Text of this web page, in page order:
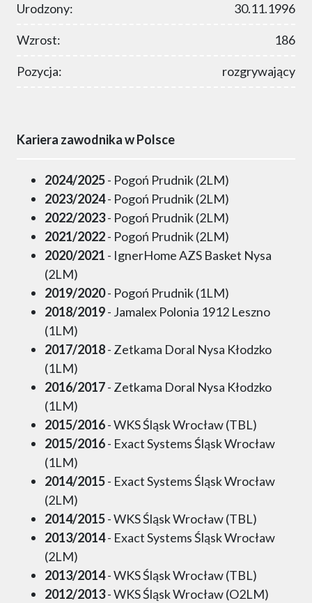
Urodzony: 30.11.1996
Wzrost: 186
Pozycja: rozgrywający
Kariera zawodnika w Polsce
2024/2025- Pogoń Prudnik (2LM)
2023/2024- Pogoń Prudnik (2LM)
2022/2023- Pogoń Prudnik (2LM)
2021/2022- Pogoń Prudnik (2LM)
2020/2021 - IgnerHome AZS Basket Nysa
(2LM)
2019/2020- Pogoń Prudnik (1LM)
2018/2019- Jamalex Polonia 1912 Leszno
(1LM)
2017/2018- Zetkama Doral Nysa Kłodzko
(1LM)
2016/2017- Zetkama Doral Nysa Kłodzko
(1LM)
2015/2016- WKS Śląsk Wrocław (TBL)
2015/2016- Exact Systems Śląsk Wrocław
(1LM)
2014/2015- Exact Systems Śląsk Wrocław
(2LM)
2014/2015- WKS Śląsk Wrocław (TBL)
2013/2014- Exact Systems Śląsk Wrocław
(2LM)
2013/2014- WKS Śląsk Wrocław (TBL)
2012/2013- WKS Śląsk Wrocław (O2LM)